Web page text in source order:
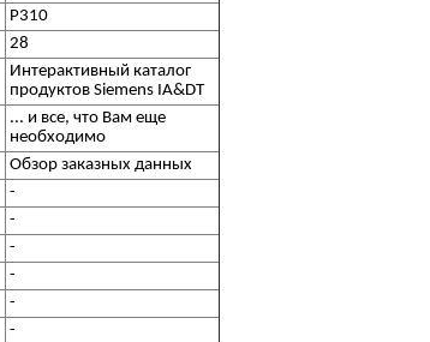
P310
28
Интерактивный каталог
продуктов Siemens IA&DT
... и все, что Вам еще
необходимо
Обзор заказных данных
-
-
-
-
-
-